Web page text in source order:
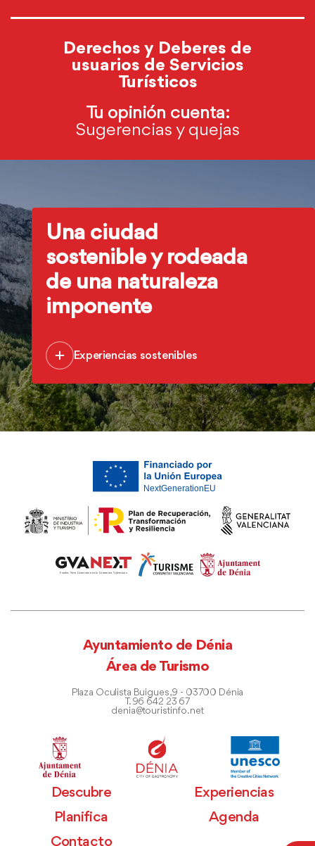
Derechos y Deberes de
usuarios de Servicios
Turísticos
Tu opinión cuenta:
Sugerencias y quejas
Una ciudad
sostenible y rodeada
de una naturaleza
imponente
Experiencias sostenibles
Ayuntamiento de Dénia
Área de Turismo
Plaza Oculista Buigues, 9 - 03700 Dénia
T. 96 642 23 67
denia@touristinfo.net
Descubre
Experiencias
Planifica
Agenda
Contacto